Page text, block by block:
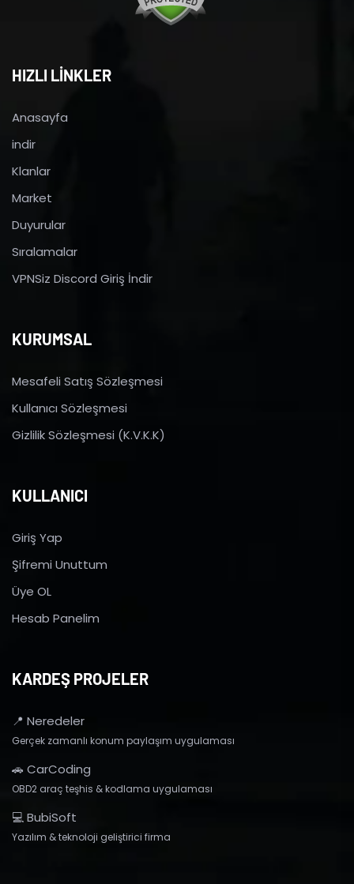
HIZLI LİNKLER
Anasayfa
indir
Klanlar
Market
Duyurular
Sıralamalar
VPNSiz Discord Giriş İndir
KURUMSAL
Mesafeli Satış Sözleşmesi
Kullanıcı Sözleşmesi
Gizlilik Sözleşmesi (K.V.K.K)
KULLANICI
Giriş Yap
Şifremi Unuttum
Üye OL
Hesab Panelim
KARDEŞ PROJELER
📍 Neredeler
Gerçek zamanlı konum paylaşım uygulaması
🚗 CarCoding
OBD2 araç teşhis & kodlama uygulaması
💻 BubiSoft
Yazılım & teknoloji geliştirici firma